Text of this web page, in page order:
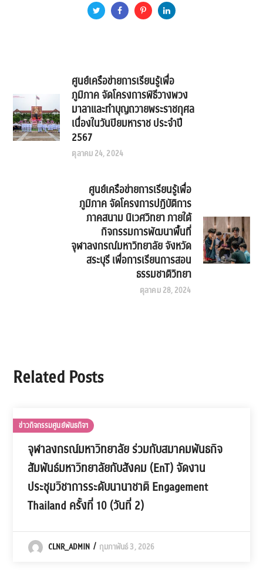
ศูนย์เครือข่ายการเรียนรู้เพื่อ
ภูมิภาค จัดโครงการพิธีวางพวง
มาลาและทำบุญถวายพระราชกุศล
เนื่องในวันปิยมหาราช ประจำปี
2567
ตุลาคม 24, 2024
ศูนย์เครือข่ายการเรียนรู้เพื่อ
ภูมิภาค จัดโครงการปฏิบัติการ
ภาคสนาม นิเวศวิทยา ภายใต้
กิจกรรมการพัฒนาพื้นที่
จุฬาลงกรณ์มหาวิทยาลัย จังหวัด
สระบุรี เพื่อการเรียนการสอน
ธรรมชาติวิทยา
ตุลาคม 28, 2024
Related Posts
ข่าวกิจกรรมศูนย์พันธกิจฯ
จุฬาลงกรณ์มหาวิทยาลัย ร่วมกับสมาคมพันธกิจ
สัมพันธ์มหาวิทยาลัยกับสังคม (EnT) จัดงาน
ประชุมวิชาการระดับนานาชาติ Engagement
Thailand ครั้งที่ 10 (วันที่ 2)
CLNR_ADMIN กุมภาพันธ์ 3, 2026